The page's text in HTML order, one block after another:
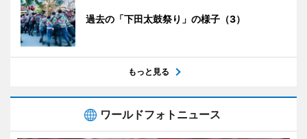
過去の「下田太鼓祭り」の様子（3）
もっと見る
ワールドフォトニュース